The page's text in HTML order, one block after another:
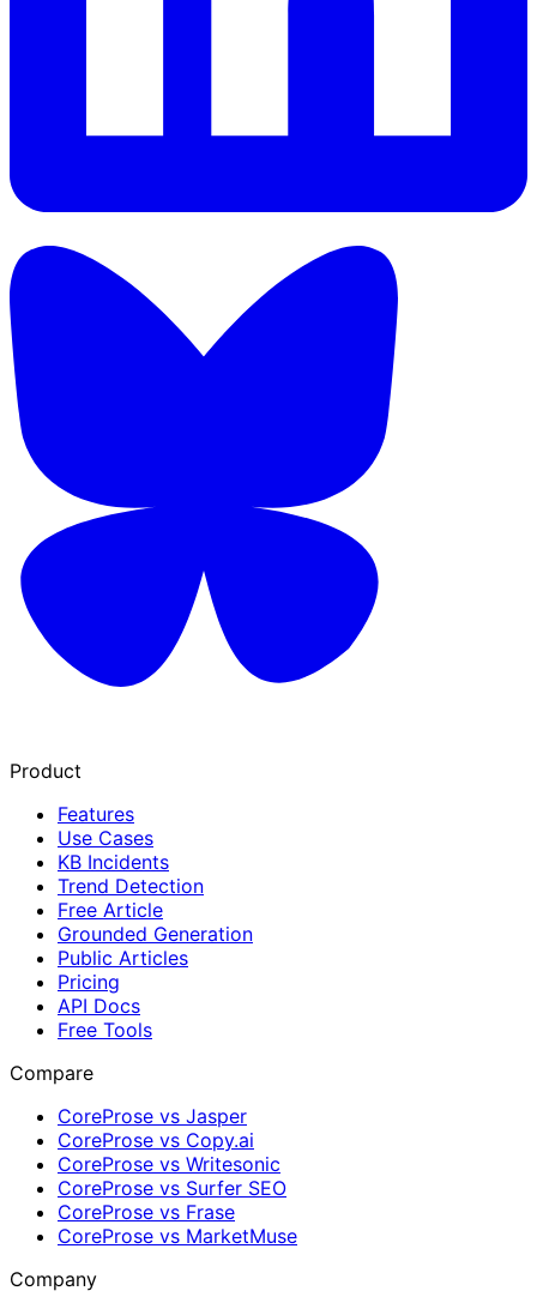
Product
Features
Use Cases
KB Incidents
Trend Detection
Free Article
Grounded Generation
Public Articles
Pricing
API Docs
Free Tools
Compare
CoreProse vs Jasper
CoreProse vs Copy.ai
CoreProse vs Writesonic
CoreProse vs Surfer SEO
CoreProse vs Frase
CoreProse vs MarketMuse
Company